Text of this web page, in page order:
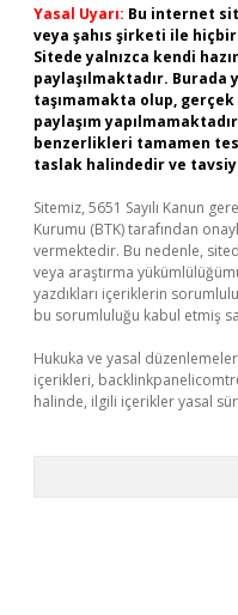
Yasal Uyarı: Bu internet
veya şahıs şirketi ile
Sitede yalnızca kendi
paylaşılmaktadır.
taşımamakta olup,
paylaşım
benzerlikleri tamamen
taslak halindedir ve
Sitemiz, 5651 Sayılı Kanun
Kurumu (BTK) tarafından
vermektedir. Bu nedenle,
veya araştırma
yazdıkları içeriklerin
bu sorumluluğu kabul etmiş
Hukuka ve yasal
içerikleri,
halinde, ilgili içerikler yasal